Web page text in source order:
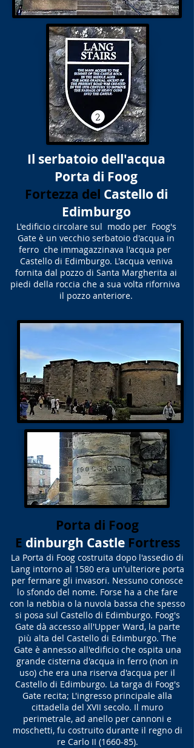
Il serbatoio dell'acqua
Porta di Foog
Fortezza del Castello di
Edimburgo
L'edificio circolare sul modo per Foog's
Gate è un vecchio serbatoio d'acqua in
ferro che immagazzinava l'acqua per
Castello di Edimburgo. L'acqua veniva
fornita dal pozzo di Santa Margherita ai
piedi della roccia che a sua volta riforniva
il pozzo anteriore.
Porta di Foog
E dinburgh Castle Fortress
La Porta di Foog costruita dopo l'assedio di
Lang intorno al 1580 era un'ulteriore porta
per fermare gli invasori. Nessuno conosce
lo sfondo del nome. Forse ha a che fare
con la nebbia o la nuvola bassa che spesso
si posa sul Castello di Edimburgo. Foog's
Gate dà accesso all'Upper Ward, la parte
più alta del Castello di Edimburgo. The
Gate è annesso all'edificio che ospita una
grande cisterna d'acqua in ferro (non in
uso) che era una riserva d'acqua per il
Castello di Edimburgo. La targa di Foog's
Gate recita; L'ingresso principale alla
cittadella del XVII secolo. Il muro
perimetrale, ad anello per cannoni e
moschetti, fu costruito durante il regno di
re Carlo II (1660-85).